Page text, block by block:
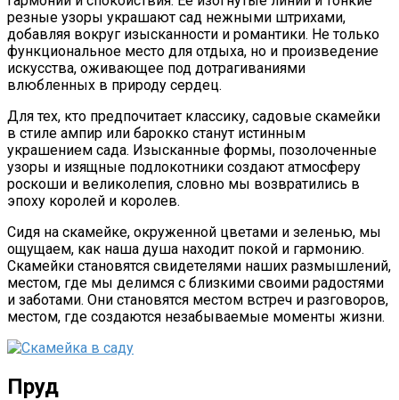
резные узоры украшают сад нежными штрихами,
добавляя вокруг изысканности и романтики. Не только
функциональное место для отдыха, но и произведение
искусства, оживающее под дотрагиваниями
влюбленных в природу сердец.
Для тех, кто предпочитает классику, садовые скамейки
в стиле ампир или барокко станут истинным
украшением сада. Изысканные формы, позолоченные
узоры и изящные подлокотники создают атмосферу
роскоши и великолепия, словно мы возвратились в
эпоху королей и королев.
Сидя на скамейке, окруженной цветами и зеленью, мы
ощущаем, как наша душа находит покой и гармонию.
Скамейки становятся свидетелями наших размышлений,
местом, где мы делимся с близкими своими радостями
и заботами. Они становятся местом встреч и разговоров,
местом, где создаются незабываемые моменты жизни.
Пруд